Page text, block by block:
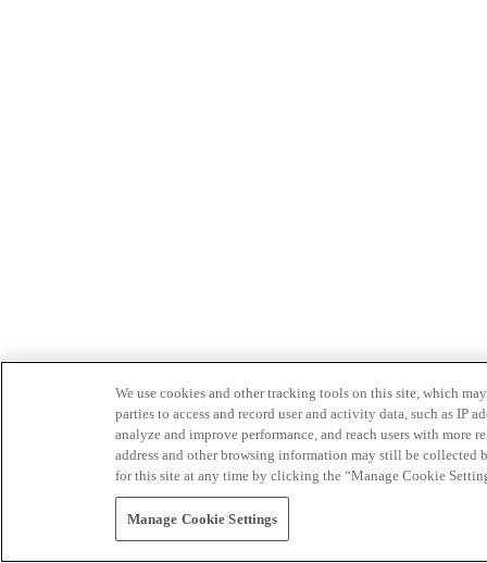
We use cookies and other tracking tools on this site, which
parties to access and record user and activity data, such as IP
analyze and improve performance, and reach users with
address and other browsing information may still be collected
for this site at any time by clicking the “Manage Cookie
Manage Cookie Settings